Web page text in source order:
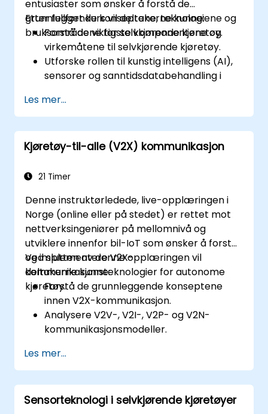
entusiaster som ønsker å forstå de
grunnleggende konseptene, teknologiene og
bruksområdene for selvkjørende kjøretøy.
Etter fullført kurs vil deltakerne kunne:
Forstå de viktigste komponentene og
virkemåtene til selvkjørende kjøretøy.
Utforske rollen til kunstig intelligens (AI),
sensorer og sanntidsdatabehandling i
Analysere ulike nivåer av
kjøretøyautonomi og deres anvendelser i
den virkelige verden.
Undersøke de etiske, juridiske og
mobilitet.
selvkjørende kjøretøy.
Les mer...
Kjøretøy-til-alle (V2X) kommunikasjon
21 Timer
Denne instruktørledede, live-opplæringen i
Norge (online eller på stedet) er rettet mot
nettverksingeniører på mellomnivå og
utviklere innenfor bil-IoT som ønsker å forstå
og implementere V2X-
kommunikasjonsteknologier for autonome
kjøretøy.
Ved slutten av denne opplæringen vil
deltakerne kunne:
Forstå de grunnleggende konseptene
innen V2X-kommunikasjon.
Analysere V2V-, V2I-, V2P- og V2N-
kommunikasjonsmodeller.
DSRC og C-V2X.
Utvikle simuleringer for tilkoblede
kjøretøymiljøer.
Håndtere sikkerhets- og
Les mer...
Sensorteknologi i selvkjørende kjøretøyer